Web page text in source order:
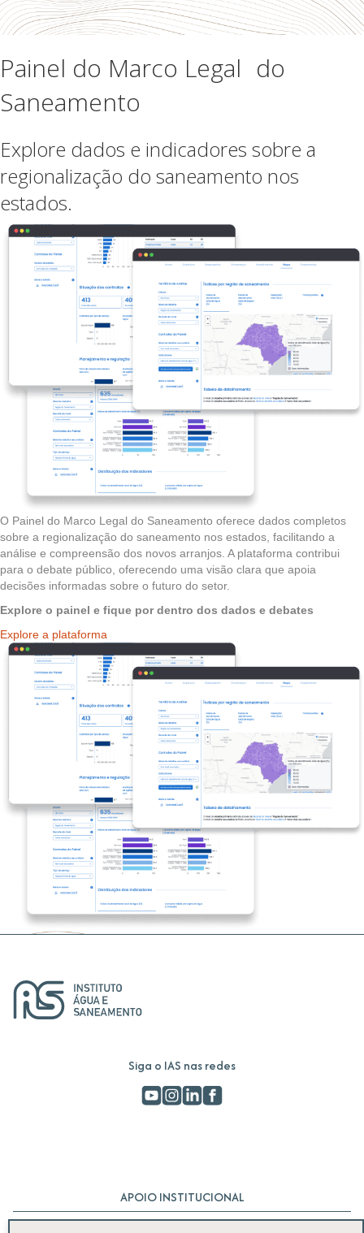
Painel do Marco Legal do
Saneamento
Explore dados e indicadores sobre a
regionalização do saneamento nos
estados.
O Painel do Marco Legal do Saneamento oferece dados completos
sobre a regionalização do saneamento nos estados, facilitando a
análise e compreensão dos novos arranjos. A plataforma contribui
para o debate público, oferecendo uma visão clara que apoia
decisões informadas sobre o futuro do setor.
Explore o painel e fique por dentro dos dados e debates
Explore a plataforma
Siga o IAS nas redes
APOIO INSTITUCIONAL